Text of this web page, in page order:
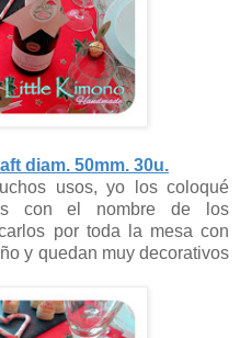
diam. 50mm. 30u.
usos, yo los coloqué
con el nombre de los
por toda la mesa con
y quedan muy decorativos